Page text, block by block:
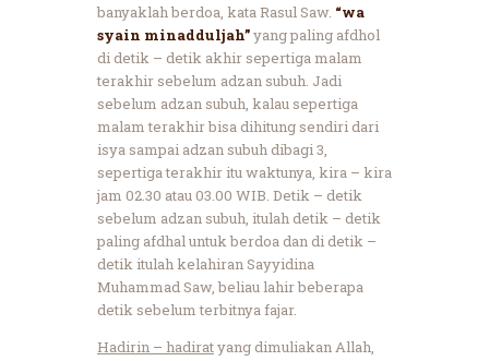
banyaklah berdoa, kata Rasul Saw. “wa
syain minadduljah”yang paling afdhol
di detik – detik akhir sepertiga malam
terakhir sebelum adzan subuh. Jadi
sebelum adzan subuh, kalau sepertiga
malam terakhir bisa dihitung sendiri dari
isya sampai adzan subuh dibagi 3,
sepertiga terakhir itu waktunya, kira – kira
jam 02.30 atau 03.00 WIB. Detik – detik
sebelum adzan subuh, itulah detik – detik
paling afdhal untuk berdoa dan di detik –
detik itulah kelahiran Sayyidina
Muhammad Saw, beliau lahir beberapa
detik sebelum terbitnya fajar.
Hadirin – hadiratyang dimuliakan Allah,